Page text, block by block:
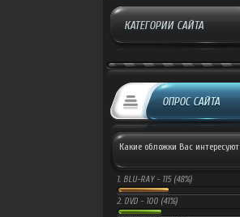
КАТЕГОРИИ САЙТА
ОПРОС САЙТА
Какие обложки Вас интересуют
1. BLU-RAY - 115 (48%)
2. DVD - 100 (41%)